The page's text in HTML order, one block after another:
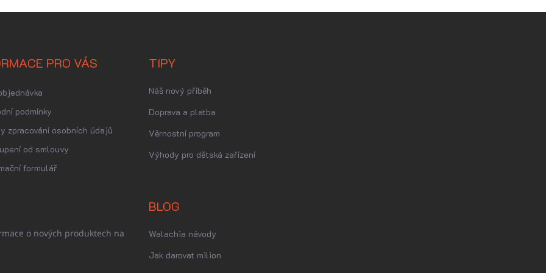
PRO VÁS
podmínky
zpracování osobních údajů
od smlouvy
formulář
TIPY
Náš nový příběh
Doprava a platba
Věrnostní program
Výhody pro dětská zařízení
o nových produktech na
BLOG
Walachia návody
Jak darovat milion